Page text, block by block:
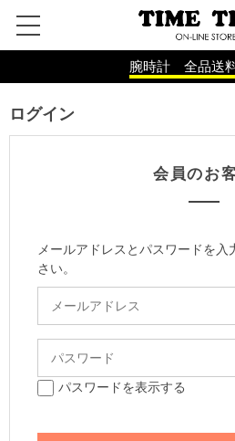
腕時計 全品送
ログイン
会員のお
メールアドレスとパスワードを
さい。
パスワードを表示する